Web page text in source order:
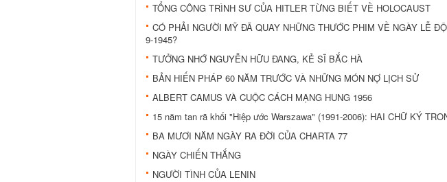
TỔNG CÔNG TRÌNH SƯ CỦA HITLER TỪNG BIẾT VỀ HOLOCAUST
CÓ PHẢI NGƯỜI MỸ ĐÃ QUAY NHỮNG THƯỚC PHIM VỀ NGÀY LỄ
9-1945?
TƯỞNG NHỚ NGUYỄN HỮU ĐANG, KẺ SĨ BẮC HÀ
BẢN HIẾN PHÁP 60 NĂM TRƯỚC VÀ NHỮNG MÓN NỢ LỊCH SỬ
ALBERT CAMUS VÀ CUỘC CÁCH MẠNG HUNG 1956
15 năm tan rã khối "Hiệp ước Warszawa" (1991-2006): HAI CHỮ KÝ
BA MƯƠI NĂM NGÀY RA ĐỜI CỦA CHARTA 77
NGÀY CHIẾN THẮNG
NGƯỜI TÌNH CỦA LENIN